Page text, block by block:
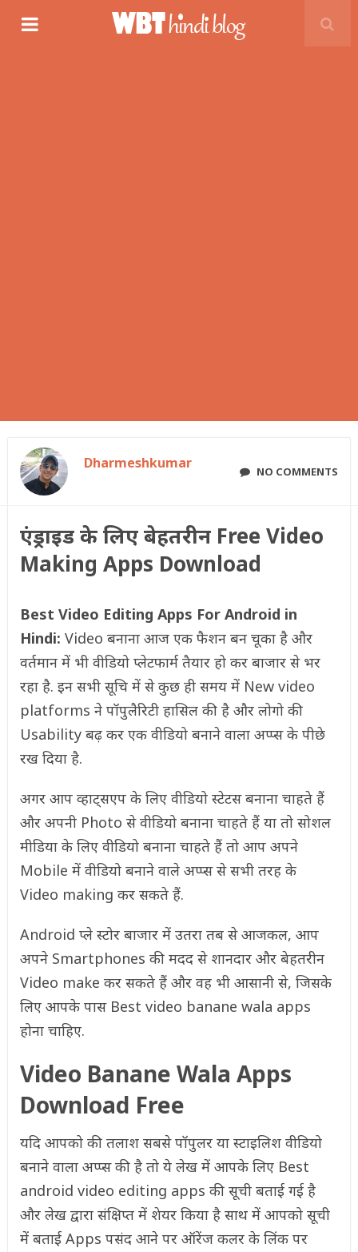
Dharmeshkumar NO COMMENTS
एंड्राइड के लिए बेहतरीन Free Video
Making Apps Download
Best Video Editing Apps For Android in
Hindi: Video बनाना आज एक फैशन बन चूका है और
वर्तमान में भी वीडियो प्लेटफार्म तैयार हो कर बाजार से भर
रहा है. इन सभी सूचि में से कुछ ही समय में New video
platforms ने पॉपुलैरिटी हासिल की है और लोगो की
Usability बढ़ कर एक वीडियो बनाने वाला अप्प्स के पीछे
रख दिया है.
अगर आप व्हाट्सएप के लिए वीडियो स्टेटस बनाना चाहते हैं
और अपनी Photo से वीडियो बनाना चाहते हैं या तो सोशल
मीडिया के लिए वीडियो बनाना चाहते हैं तो आप अपने
Mobile में वीडियो बनाने वाले अप्प्स से सभी तरह के
Video making कर सकते हैं.
Android प्ले स्टोर बाजार में उतरा तब से आजकल, आप
अपने Smartphones की मदद से शानदार और बेहतरीन
Video make कर सकते हैं और वह भी आसानी से, जिसके
लिए आपके पास Best video banane wala apps
होना चाहिए.
Video Banane Wala Apps
Download Free
यदि आपको की तलाश सबसे पॉपुलर या स्टाइलिश वीडियो
बनाने वाला अप्प्स की है तो ये लेख में आपके लिए Best
android video editing apps की सूची बताई गई है
और लेख द्वारा संक्षिप्त में शेयर किया है साथ में आपको सूची
में बताई Apps पसंद आने पर ऑरेंज कलर के लिंक पर